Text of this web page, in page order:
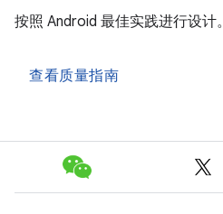
按照 Android 最佳实践进行设计。
查看质量指南